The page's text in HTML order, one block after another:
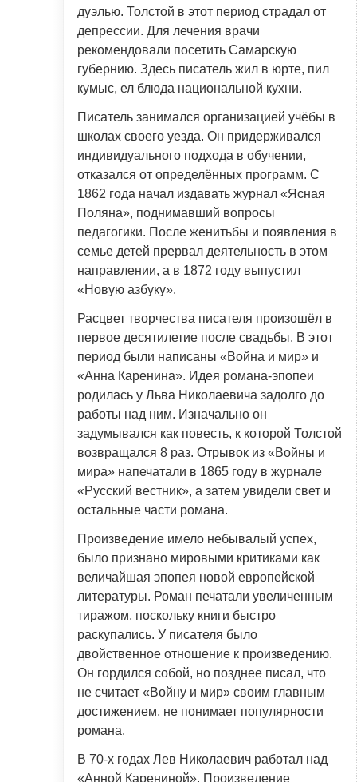
дуэлью. Толстой в этот период страдал от
депрессии. Для лечения врачи
рекомендовали посетить Самарскую
губернию. Здесь писатель жил в юрте, пил
кумыс, ел блюда национальной кухни.
Писатель занимался организацией учёбы в
школах своего уезда. Он придерживался
индивидуального подхода в обучении,
отказался от определённых программ. С
1862 года начал издавать журнал «Ясная
Поляна», поднимавший вопросы
педагогики. После женитьбы и появления в
семье детей прервал деятельность в этом
направлении, а в 1872 году выпустил
«Новую азбуку».
Расцвет творчества писателя произошёл в
первое десятилетие после свадьбы. В этот
период были написаны «Война и мир» и
«Анна Каренина». Идея романа-эпопеи
родилась у Льва Николаевича задолго до
работы над ним. Изначально он
задумывался как повесть, к которой Толстой
возвращался 8 раз. Отрывок из «Войны и
мира» напечатали в 1865 году в журнале
«Русский вестник», а затем увидели свет и
остальные части романа.
Произведение имело небывалый успех,
было признано мировыми критиками как
величайшая эпопея новой европейской
литературы. Роман печатали увеличенным
тиражом, поскольку книги быстро
раскупались. У писателя было
двойственное отношение к произведению.
Он гордился собой, но позднее писал, что
не считает «Войну и мир» своим главным
достижением, не понимает популярности
романа.
В 70-х годах Лев Николаевич работал над
«Анной Карениной». Произведение